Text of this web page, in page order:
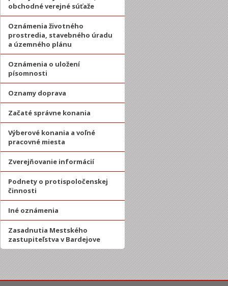
obchodné verejné súťaže
Oznámenia životného
prostredia, stavebného úradu
a územného plánu
Oznámenia o uložení
písomnosti
Oznamy doprava
Začaté správne konania
Výberové konania a voľné
pracovné miesta
Zverejňovanie informácií
Podnety o protispoločenskej
činnosti
Iné oznámenia
Zasadnutia Mestského
zastupiteľstva v Bardejove